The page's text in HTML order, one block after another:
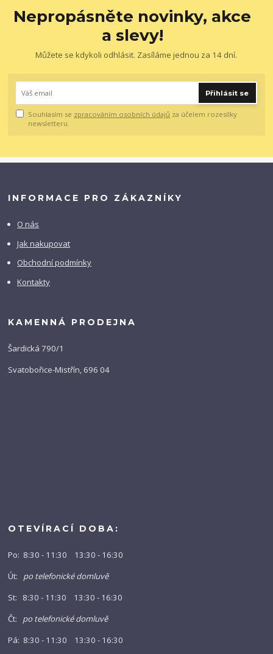
Nepropásněte novinky, akce
a slevy!
Můžete se kdykoli odhlásit. Zasíláme jednou za 14 dní.
Přihlásit se
Souhlasím se zpracováním osobních údajů za účelem rozesílky
newsletteru.
INFORMACE PRO ZÁKAZNÍKY
O nás
Jak nakupovat
Obchodní podmínky
Kontakty
KAMENNÁ PRODEJNA
Šardická 790/1
Svatobořice-Mistřín, 696 04
OTEVÍRACÍ DOBA:
Po: 8:30 - 11:30 13:30 - 16:30
Út: po telefonické domluvě
St: 8:30 - 11:30 13:30 - 16:30
Čt: po telefonické domluvě
Pá: 8:30 - 11:30 13:30 - 16:30